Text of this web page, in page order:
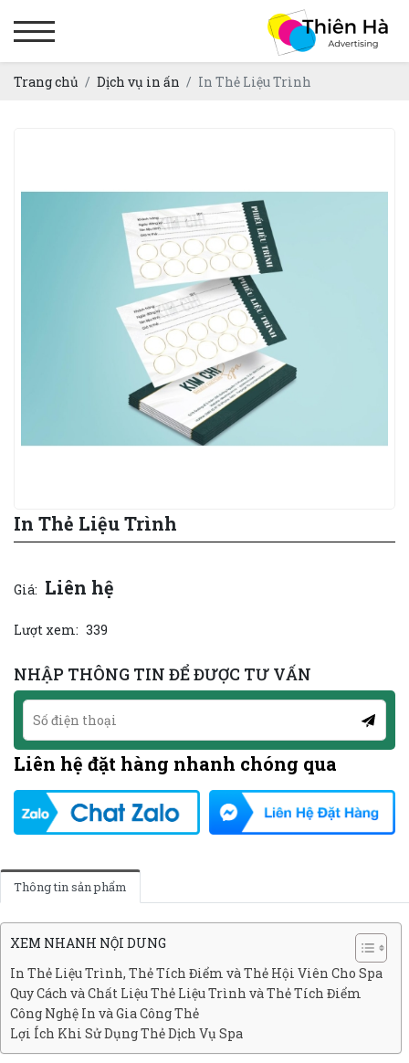
Trang chủ Dịch vụ in ấn In Thẻ Liệu Trình
In Thẻ Liệu Trình
Giá: Liên hệ
Lượt xem: 339
NHẬP THÔNG TIN ĐỂ ĐƯỢC TƯ VẤN
Liên hệ đặt hàng nhanh chóng qua
Thông tin sản phẩm
XEM NHANH NỘI DUNG
In Thẻ Liệu Trình, Thẻ Tích Điểm và Thẻ Hội Viên Cho Spa
Quy Cách và Chất Liệu Thẻ Liệu Trình và Thẻ Tích Điểm
Công Nghệ In và Gia Công Thẻ
Lợi Ích Khi Sử Dụng Thẻ Dịch Vụ Spa